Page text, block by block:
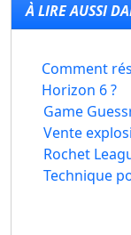
À LIRE AUSSI
Comment
Horizon 6 ?
Game
Vente
Rochet
Technique